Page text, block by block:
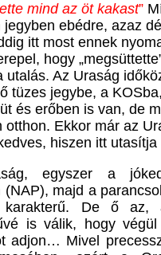
mind az öt kakast”
jegyben ebédre, azaz
itt most ennek
hogy
utalás. Az Uraság
tüzes jegybe, a
és erőben is van, de
otthon. Ekkor már az
hiszen itt utasítja
egyszer a
(NAP), majd a
karakterű. De ő az,
is válik, hogy
adjon… Mivel